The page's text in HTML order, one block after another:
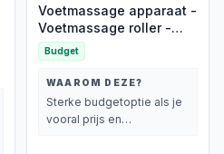
Voetmassage apparaat -
Voetmassage roller -
Voetroller -
Circulatiebevorderende
voetmassage -
Massagebal -
Voetmassageapparaat
voor ontspanning en
Budget
WAAROM DEZE?
Sterke budgetoptie als je
vooral prijs en